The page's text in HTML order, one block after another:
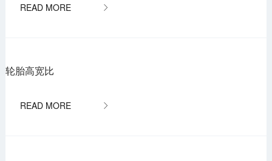

轮胎高宽比
